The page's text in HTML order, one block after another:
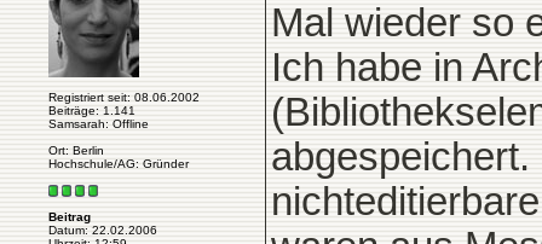
Registriert seit: 08.06.2002
Beiträge: 1.141
Samsarah: Offline
Ort: Berlin
Hochschule/AG: Gründer
Beitrag
Datum: 22.02.2006
Mal wieder so
Ich habe in